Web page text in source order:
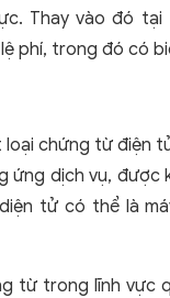
Thay vào đó
phí, trong đó có
loại chứng từ điện
ứng dịch vụ,
tử có thể là
từ trong lĩnh vực